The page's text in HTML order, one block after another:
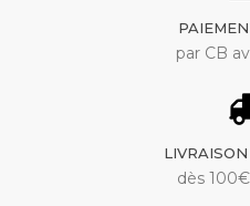
par CB
dès